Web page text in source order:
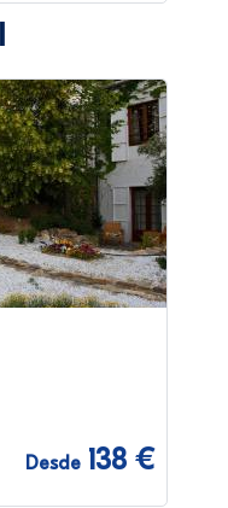
Desde 138 €